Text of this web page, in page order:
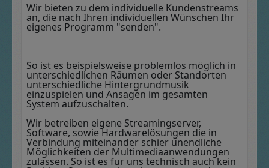
Wir bieten zu dem individuelle Kundenstreams
an, die nach Ihren individuellen Wünschen Ihr
eigenes Programm "senden".
So ist es beispielsweise problemlos möglich in
unterschiedlichen Räumen oder Standorten
unterschiedliche Hintergrundmusik
einzuspielen und Ansagen im gesamten
System aufzuschalten.
Wir betreiben eigene Streamingserver,
Software, sowie Hardwarelösungen die in
Verbindung miteinander schier unendliche
Möglichkeiten der Multimediaanwendungen
zulassen. So ist es für uns technisch auch kein